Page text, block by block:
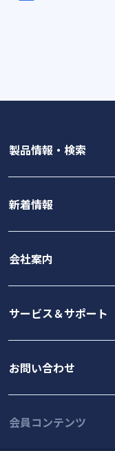
製品情報・検索
新着情報
会社案内
サービス＆サポート
お問い合わせ
会員コンテンツ